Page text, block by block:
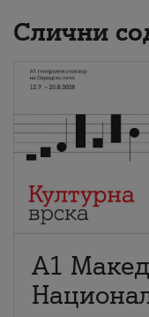
Слични
А1